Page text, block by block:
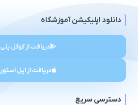
دانلود اپلیکیشن آموزشگاه
دریافت از گوگل پلی
دریافت از اپل استور
دسترسی سریع